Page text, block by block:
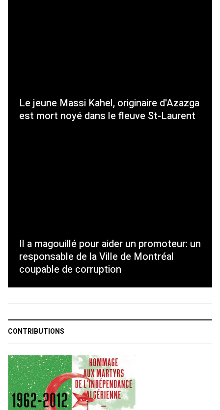
Le jeune Massi Kahel, originaire d'Azazga
est mort noyé dans le fleuve St-Laurent
Il a magouillé pour aider un promoteur: un
responsable de la Ville de Montréal
coupable de corruption
CONTRIBUTIONS